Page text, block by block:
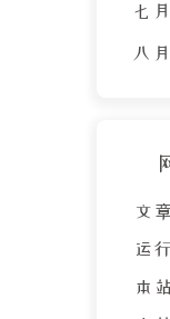
七
八
文
运
本